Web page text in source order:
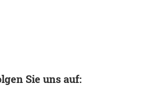
Sie uns auf: